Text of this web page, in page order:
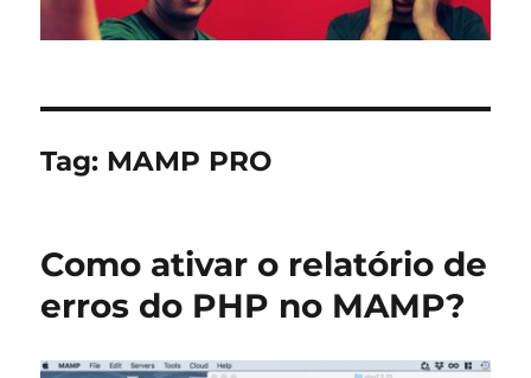
Tag: MAMP PRO
Como ativar o relatório de
erros do PHP no MAMP?